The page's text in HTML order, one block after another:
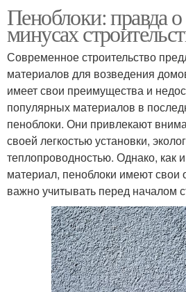
Пеноблоки: правда
минусах
Современное строительство
материалов для возведения
имеет свои преимущества и
популярных материалов в
пеноблоки. Они привлекают
своей легкостью установки,
теплопроводностью. Однако, как
материал, пеноблоки имеют свои
важно учитывать перед началом